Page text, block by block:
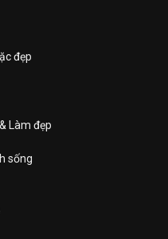
đẹp
Làm đẹp
sống